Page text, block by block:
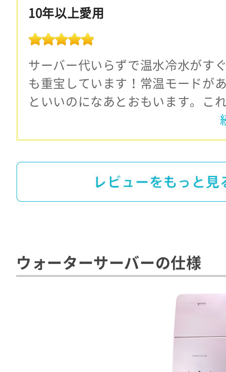
10年以上愛用
サーバー代いらずで温水冷水がす
も重宝しています！常温モードが
といいのになあとおもいます。こ
ウォーターサーバーの仕様